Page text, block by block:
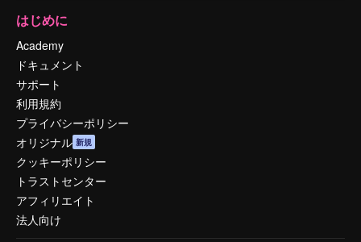
はじめに
Academy
ドキュメント
サポート
利用規約
プライバシーポリシー
オリジナル 新規
クッキーポリシー
トラストセンター
アフィリエイト
法人向け